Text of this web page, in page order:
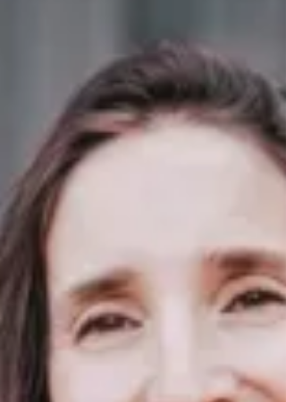
Rompientes, Científicos de la Basura y el
Núcleo Milenio NUTME, entre otros.